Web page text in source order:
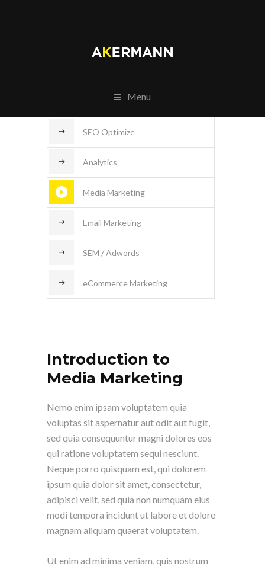
Menu
SEO Optimize
Analytics
Media Marketing
Email Marketing
SEM / Adwords
eCommerce Marketing
Introduction to
Media Marketing
Nemo enim ipsam voluptatem quia
voluptas sit aspernatur aut odit aut fugit,
sed quia consequuntur magni dolores eos
qui ratione voluptatem sequi nesciunt.
Neque porro quisquam est, qui dolorem
ipsum quia dolor sit amet, consectetur,
adipisci velit, sed quia non numquam eius
modi tempora incidunt ut labore et dolore
magnam aliquam quaerat voluptatem.
Ut enim ad minima veniam, quis nostrum